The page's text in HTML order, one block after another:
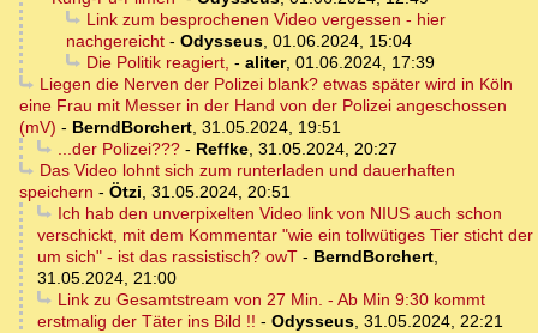
Link zum besprochenen Video vergessen - hier
nachgereicht - Odysseus, 01.06.2024, 15:04
Die Politik reagiert, - aliter, 01.06.2024, 17:39
Liegen die Nerven der Polizei blank? etwas später wird in Köln
eine Frau mit Messer in der Hand von der Polizei angeschossen
(mV) - BerndBorchert, 31.05.2024, 19:51
...der Polizei???- Reffke, 31.05.2024, 20:27
Das Video lohnt sich zum runterladen und dauerhaften
speichern - Ötzi, 31.05.2024, 20:51
Ich hab den unverpixelten Video link von NIUS auch schon
verschickt, mit dem Kommentar "wie ein tollwütiges Tier sticht der
um sich" - ist das rassistisch? owT - BerndBorchert,
31.05.2024, 21:00
Link zu Gesamtstream von 27 Min. - Ab Min 9:30 kommt
erstmalig der Täter ins Bild !! - Odysseus, 31.05.2024, 22:21